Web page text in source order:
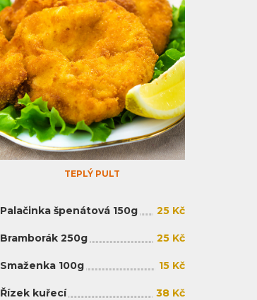
TEPLÝ PULT
Palačinka špenátová 150g 25 Kč
Bramborák 250g 25 Kč
Smaženka 100g 15 Kč
Řízek kuřecí 38 Kč